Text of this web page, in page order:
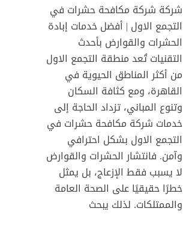
شركة شركة مكافحة حشرات في
التجمع الاول | أفضل خدمات إبادة
الحشرات والقوارض بأحدث
التقنيات تُعد منطقة التجمع الاول
من أكثر المناطق الحيوية في
القاهرة، ومع كثافة السكان
وتنوع المباني، تزداد الحاجة إلى
خدمات شركة مكافحة حشرات في
التجمع الاول بشكل احترافي
وآمن. فانتشار الحشرات والقوارض
لا يسبب فقط الإزعاج، بل يمثل
خطرًا حقيقيًا على الصحة العامة
والممتلكات. لذلك يبحث